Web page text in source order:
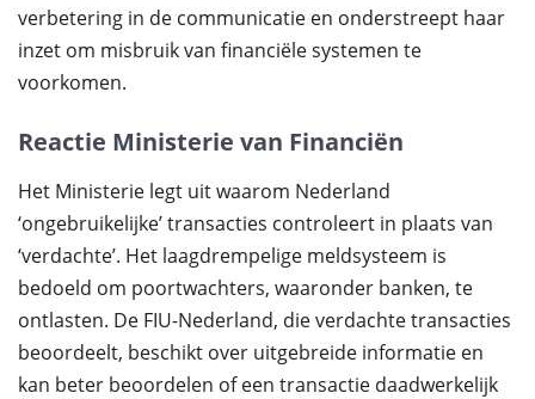
verbetering in de communicatie en onderstreept haar
inzet om misbruik van financiële systemen te
voorkomen.
Reactie Ministerie van Financiën
Het Ministerie legt uit waarom Nederland
‘ongebruikelijke’ transacties controleert in plaats van
‘verdachte’. Het laagdrempelige meldsysteem is
bedoeld om poortwachters, waaronder banken, te
ontlasten. De FIU-Nederland, die verdachte transacties
beoordeelt, beschikt over uitgebreide informatie en
kan beter beoordelen of een transactie daadwerkelijk